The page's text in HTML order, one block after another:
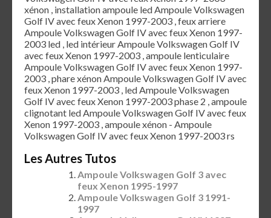
xénon , installation ampoule led Ampoule Volkswagen
Golf IV avec feux Xenon 1997-2003 , feux arriere
Ampoule Volkswagen Golf IV avec feux Xenon 1997-
2003 led , led intérieur Ampoule Volkswagen Golf IV
avec feux Xenon 1997-2003 , ampoule lenticulaire
Ampoule Volkswagen Golf IV avec feux Xenon 1997-
2003 , phare xénon Ampoule Volkswagen Golf IV avec
feux Xenon 1997-2003 , led Ampoule Volkswagen
Golf IV avec feux Xenon 1997-2003 phase 2 , ampoule
clignotant led Ampoule Volkswagen Golf IV avec feux
Xenon 1997-2003 , ampoule xénon - Ampoule
Volkswagen Golf IV avec feux Xenon 1997-2003 rs
Les Autres Tutos
Ampoule Volkswagen Golf 3 avec
feux Xenon 1995-1997
Ampoule Volkswagen Golf 3 1991-
1997